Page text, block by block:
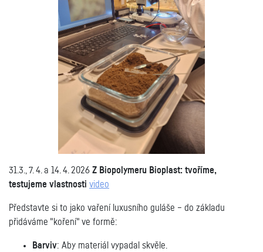
31.3., 7. 4. a 14. 4. 2026 Z Biopolymeru Bioplast: tvoříme,
testujeme vlastnosti video
Představte si to jako vaření luxusního guláše – do základu
přidáváme "koření" ve formě:
Barviv: Aby materiál vypadal skvěle.